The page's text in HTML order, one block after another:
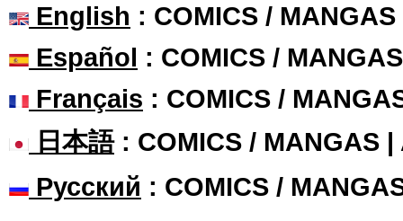
English : COMICS /
Español : COMICS /
Français : COMICS /
日本語: COMICS / MANGAS |
Русский : COMICS /